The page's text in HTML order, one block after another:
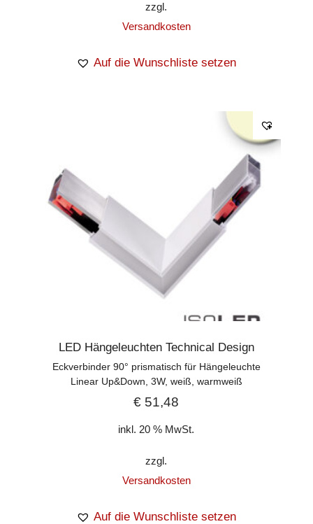
zzgl.
Versandkosten
Auf die Wunschliste setzen
LED Hängeleuchten Technical Design
Eckverbinder 90° prismatisch für Hängeleuchte
Linear Up&Down, 3W, weiß, warmweiß
€ 51,48
inkl. 20 % MwSt.
zzgl.
Versandkosten
Auf die Wunschliste setzen